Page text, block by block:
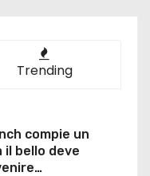
Trending
compie un
il bello deve